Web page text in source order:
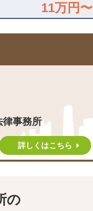
11万円〜
律事務所
詳しくはこちら
の